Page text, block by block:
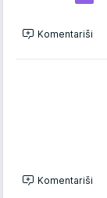
Komentariši
Komentariši